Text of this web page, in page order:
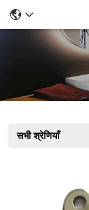
सभी श्रेणियाँ